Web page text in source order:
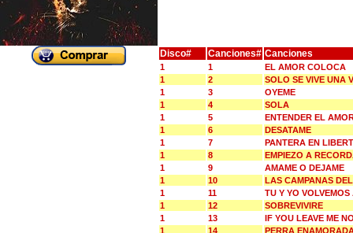
Disco# Canciones# Canciones
1 1
EL AMOR COLOCA
1
2
SOLO SE VIVE UNA
1
3
OYEME
1
4
SOLA
1
5
ENTENDER EL
1
6
DESATAME
1
7
PANTERA EN
1
8
EMPIEZO A
1
9
AMAME O DEJAME
1
10
LAS CAMPANAS
1
11
TU Y YO
1
12
SOBREVIVIRE
1
13
IF YOU LEAVE ME
1
14
PERRA